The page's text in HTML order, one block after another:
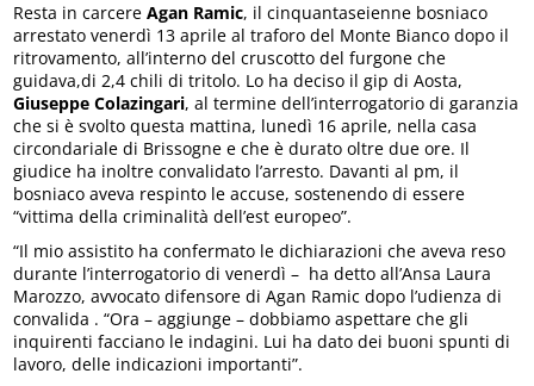
Resta in carcereAgan Ramic, il cinquantaseienne bosniaco
arrestato venerdì 13 aprile al traforo del Monte Bianco dopo il
ritrovamento, all’interno del cruscotto del furgone che
guidava,di 2,4 chili di tritolo. Lo ha deciso il gip di Aosta,
Giuseppe Colazingari, al termine dell’interrogatorio di garanzia
che si è svolto questa mattina, lunedì 16 aprile, nella casa
circondariale di Brissogne e che è durato oltre due ore. Il
giudice ha inoltre convalidato l’arresto. Davanti al pm, il
bosniaco aveva respinto le accuse, sostenendo di essere
“vittima della criminalità dell’est europeo”.
“Il mio assistito ha confermato le dichiarazioni che aveva reso
durante l’interrogatorio di venerdì – ha detto all’Ansa Laura
Marozzo, avvocato difensore di Agan Ramic dopo l’udienza di
convalida . “Ora – aggiunge – dobbiamo aspettare che gli
inquirenti facciano le indagini. Lui ha dato dei buoni spunti di
lavoro, delle indicazioni importanti”.